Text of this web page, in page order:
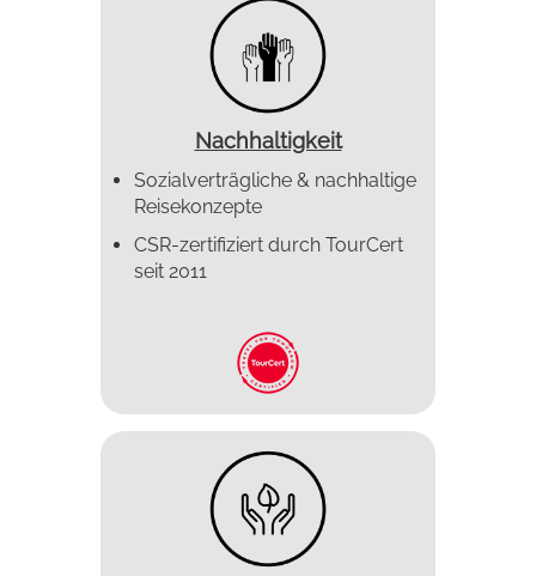
Nachhaltigkeit
Sozialverträgliche & nachhaltige
Reisekonzepte
CSR-zertifiziert durch TourCert
seit 2011